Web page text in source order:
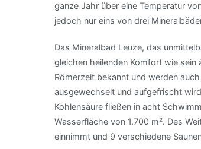
ganze Jahr über eine Temperatur
jedoch nur eins von drei
Das Mineralbad Leuze, das
gleichen heilenden Komfort wie sein
Römerzeit bekannt und werden
ausgewechselt und aufgefrischt
Kohlensäure fließen in acht
Wasserfläche von 1.700 m². Des
einnimmt und 9 verschiedene